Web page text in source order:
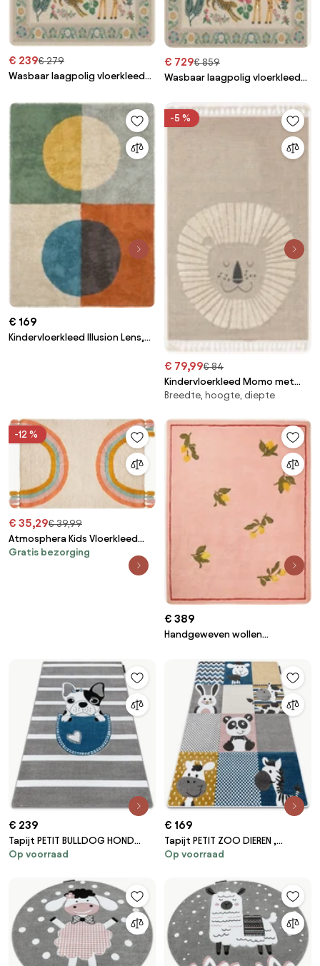
€ 239€ 279
Wasbaar laagpolig vloerkleed
€ 729€ 859
Wasbaar laagpolig vloerkleed
€ 169
Kindervloerkleed Illusion Lens,
-5 %
€ 79,99€ 84
Kindervloerkleed Momo met
kwastjes en hoog-laag effect
Breedte, hoogte, diepte
-12 %
€ 35,29€ 39,99
Atmosphera Kids Vloerkleed
Carte – 100 x 150 cm – Katoen
– Multi – Regenboog Design
Gratis bezorging
€ 389
Handgeweven wollen
€ 239
Tapijt PETIT BULLDOG HOND
grijskleuring
Op voorraad
€ 169
Tapijt PETIT ZOO DIEREN ,
DIERENTUINcrème / grijskleuring
Op voorraad